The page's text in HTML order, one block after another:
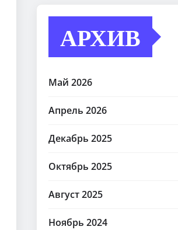
АРХИВ
Май 2026
Апрель 2026
Декабрь 2025
Октябрь 2025
Август 2025
Ноябрь 2024